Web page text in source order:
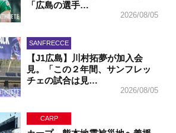
「広島の選手…
2026/08/05
SANFRECCE
【J1広島】川村拓夢が加入会
見。「この２年間、サンフレッ
チェの試合は見…
2026/08/05
CARP